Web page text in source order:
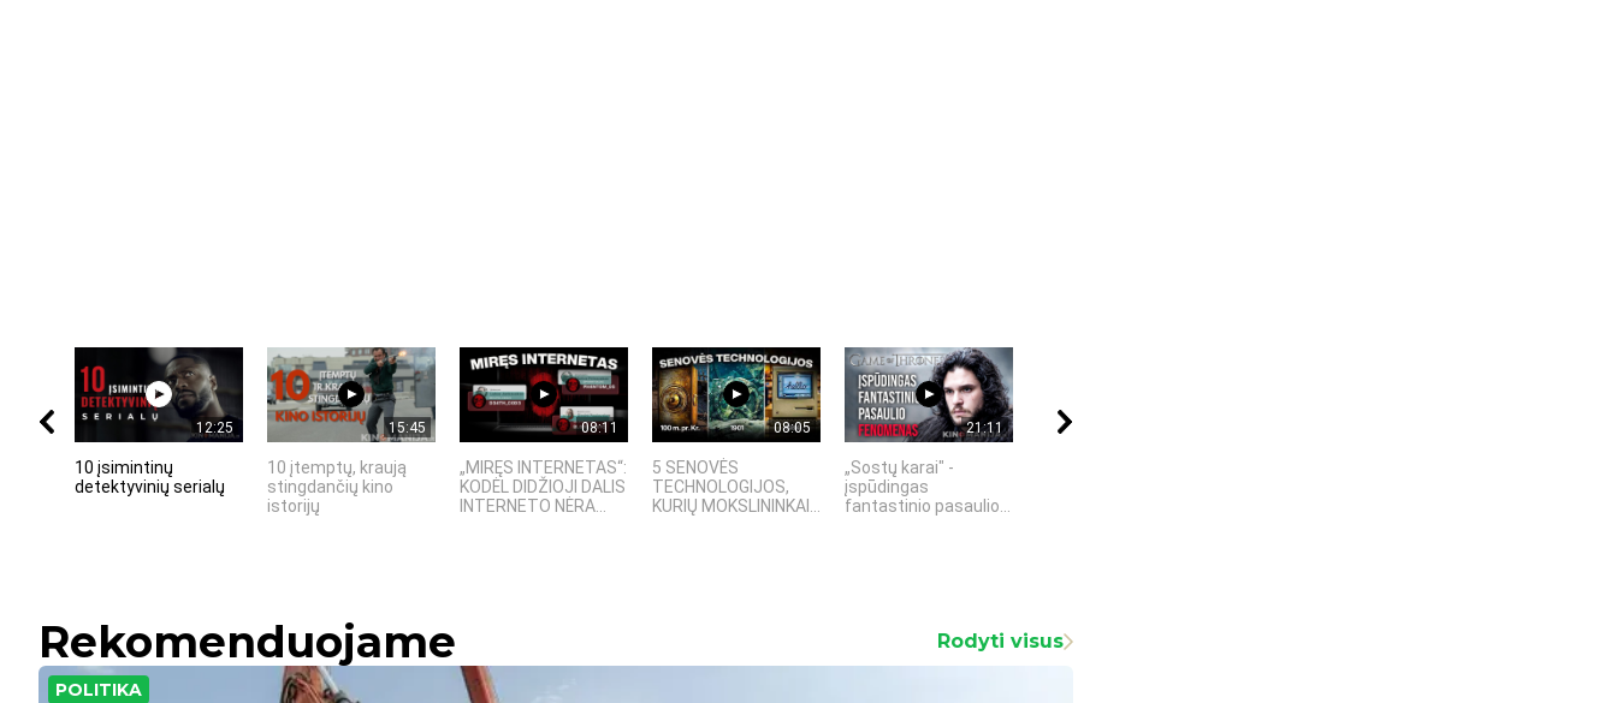
12:25
10 įsimintinų
detektyvinių serialų
15:45
10 įtemptų, kraują
stingdančių kino
istorijų
08:11
„MIRĘS INTERNETAS“:
KODĖL DIDŽIOJI DALIS
INTERNETO NĖRA...
08:05
5 SENOVĖS
TECHNOLOGIJOS,
KURIŲ MOKSLININKAI...
21:11
„Sostų karai" -
įspūdingas
fantastinio pasaulio...
Rekomenduojame Rodyti visus
POLITIKA